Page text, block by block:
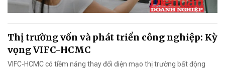
Thị trường vốn và phát triển công nghiệp: Kỳ
vọng VIFC-HCMC
VIFC-HCMC có tiềm năng thay đổi diện mạo thị trường bất động